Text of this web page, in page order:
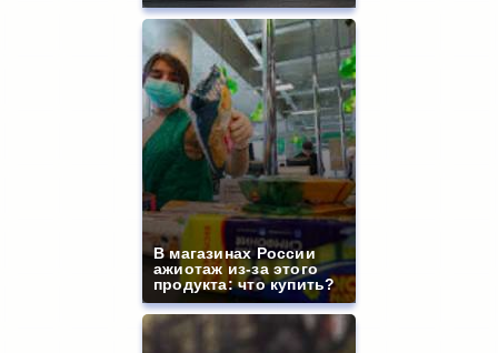
В магазинах России
ажиотаж из-за этого
продукта: что купить?